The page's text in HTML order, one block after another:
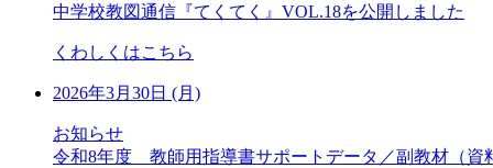
中学校教図通信『てくてく』VOL.18を公開しました
くわしくはこちら
2026年3月30日 (月)
お知らせ
令和8年度 教師用指導書サポートデータ／副教材（資